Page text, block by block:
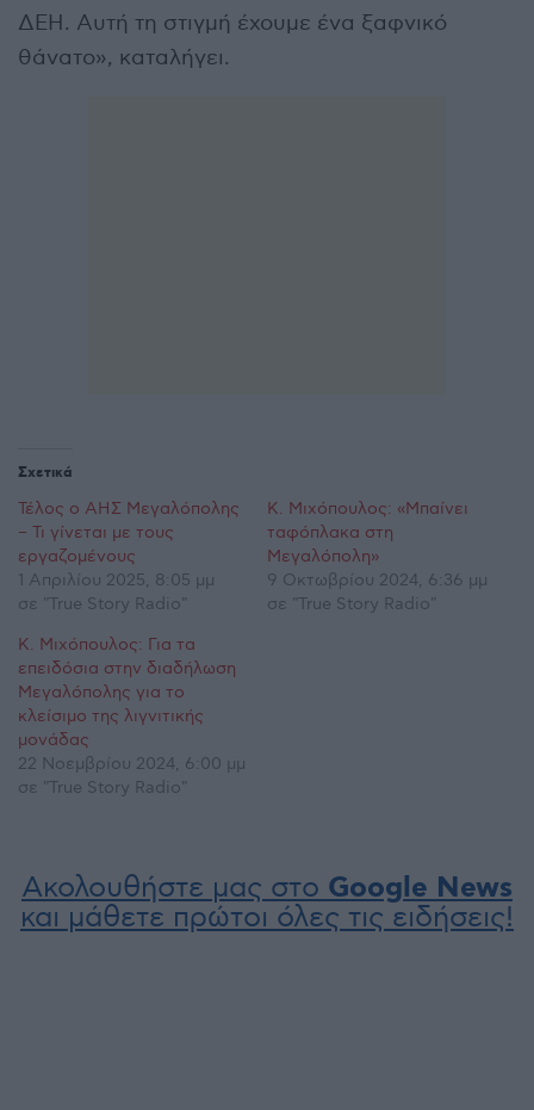
ΔΕΗ. Αυτή τη στιγμή έχουμε ένα ξαφνικό
θάνατο», καταλήγει.
Σχετικά
Τέλος ο ΑΗΣ Μεγαλόπολης
– Τι γίνεται με τους
εργαζομένους
1 Απριλίου 2025, 8:05 μμ
σε "True Story Radio"
Κ. Μιχόπουλος: «Μπαίνει
ταφόπλακα στη
Μεγαλόπολη»
9 Οκτωβρίου 2024, 6:36 μμ
σε "True Story Radio"
Κ. Μιχόπουλος: Για τα
επειδόσια στην διαδήλωση
Μεγαλόπολης για το
κλείσιμο της λιγνιτικής
μονάδας
22 Νοεμβρίου 2024, 6:00 μμ
σε "True Story Radio"
Ακολουθήστε μας στο Google News
και μάθετε πρώτοι όλες τις ειδήσεις!